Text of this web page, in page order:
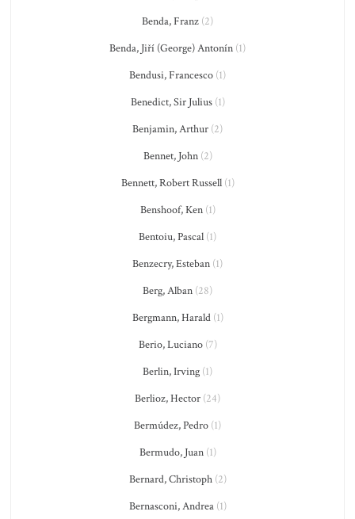
Benda, Franz (2)
Benda, Jiří (George) Antonín (1)
Bendusi, Francesco (1)
Benedict, Sir Julius(1)
Benjamin, Arthur (2)
Bennet, John(2)
Bennett, Robert Russell(1)
Benshoof, Ken(1)
Bentoiu, Pascal (1)
Benzecry, Esteban (1)
Berg, Alban (28)
Bergmann, Harald(1)
Berio, Luciano(7)
Berlin, Irving (1)
Berlioz, Hector (24)
Bermúdez, Pedro (1)
Bermudo, Juan(1)
Bernard, Christoph(2)
Bernasconi, Andrea(1)